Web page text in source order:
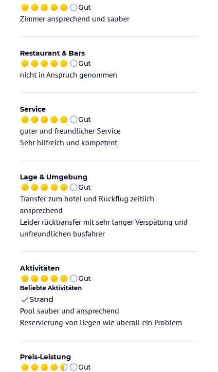
Gut
Zimmer ansprechend und sauber
Restaurant & Bars
Gut
nicht in Anspruch genommen
Service
Gut
guter und freundlicher Service
Sehr hilfreich und kompetent
Lage & Umgebung
Gut
Transfer zum hotel und Rückflug zeitlich
ansprechend
Leider rücktransfer mit sehr langer Verspätung und
unfreundlichen busfahrer
Aktivitäten
Gut
Beliebte Aktivitäten
Strand
Pool sauber und ansprechend
Reservierung von liegen wie überall ein Problem
Preis-Leistung
Gut